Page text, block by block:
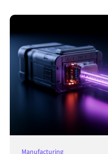
Manufacturing